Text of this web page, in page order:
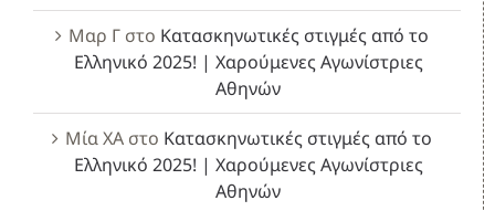
Μαρ Γστο Κατασκηνωτικές στιγμές από το
Ελληνικό 2025! | Χαρούμενες Αγωνίστριες
Αθηνών
Μία ΧΑστο Κατασκηνωτικές στιγμές από το
Ελληνικό 2025! | Χαρούμενες Αγωνίστριες
Αθηνών